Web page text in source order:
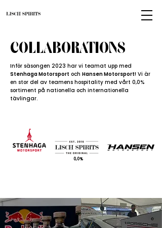
COLLABORATIONS
Inför säsongen 2023 har vi teamat upp med
Stenhaga Motorsport och Hansen Motorsport! Vi är
en stor del av teamens hospitality med vårt 0,0%
sortiment på nationella och internationella
tävlingar.
0,0%